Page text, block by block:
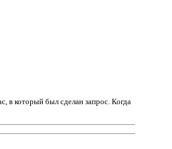
в который был сделан запрос. Когда